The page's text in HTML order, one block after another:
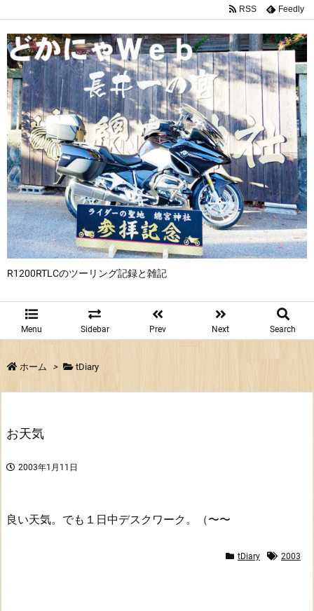
R1200RTLCのツーリング記録と雑記
Menu Sidebar Prev Next Search
RSS Feedly
ホーム > tDiary
お天気
2003年1月11日
良い天気。でも１日中デスクワーク。（〜〜
tDiary 2003